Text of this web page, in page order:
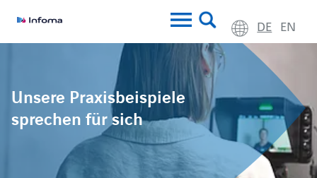
DE EN
Unsere Praxisbeispiele
sprechen für sich